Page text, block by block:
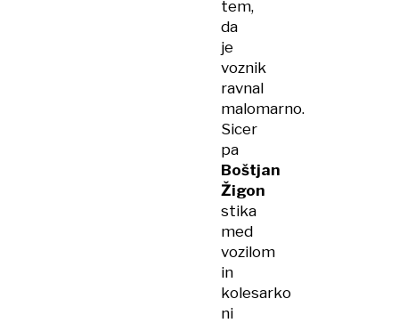
tem,
da
je
voznik
ravnal
malomarno.
Sicer
pa
Boštjan
Žigon
stika
med
vozilom
in
kolesarko
ni